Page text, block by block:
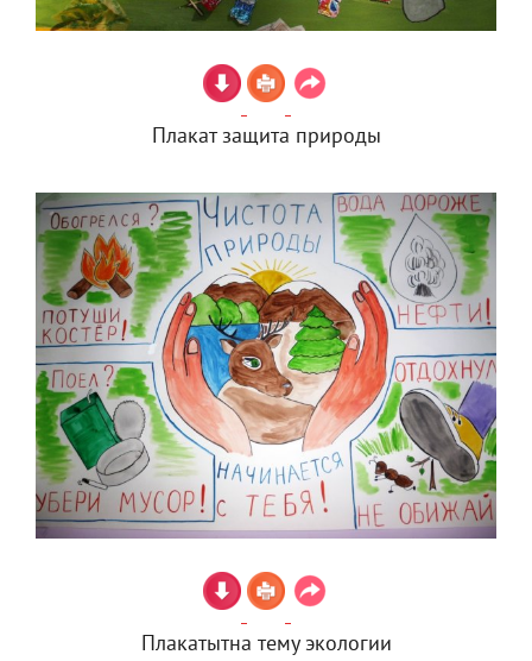
Плакат защита природы
Плакатытна тему экологии